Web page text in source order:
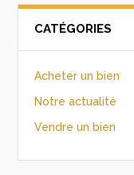
CATÉGORIES
Acheter un bien
Notre actualité
Vendre un bien